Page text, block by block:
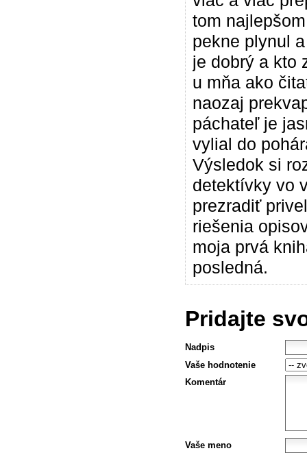
tom
pekne plynul
je dobrý a kto
u mňa ako
naozaj
páchateľ je
vylial do
Výsledok si
detektívky vo
prezradiť
riešenia
moja prvá
posledná.
Pridajte
Nadpis
Vaše hodnotenie
Komentár
Vaše meno